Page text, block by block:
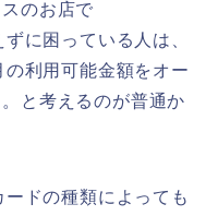
のお店で
に困っている人は、
利用可能金額をオー
と考えるのが普通か
ドの種類によっても